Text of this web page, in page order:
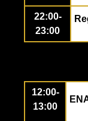
22:00-
23:00
12:00-
13:00